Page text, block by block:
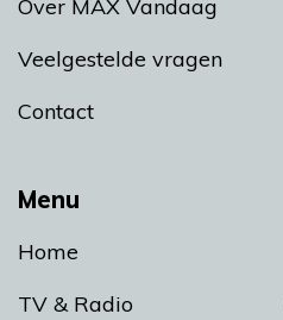
Menu
Home
TV & Radio
Over MAX Vandaag
Veelgestelde vragen
Contact